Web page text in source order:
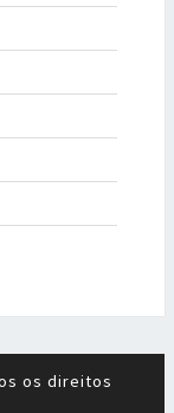
os direitos